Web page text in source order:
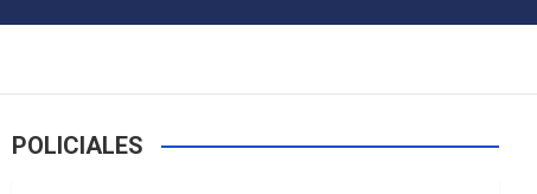
POLICIALES